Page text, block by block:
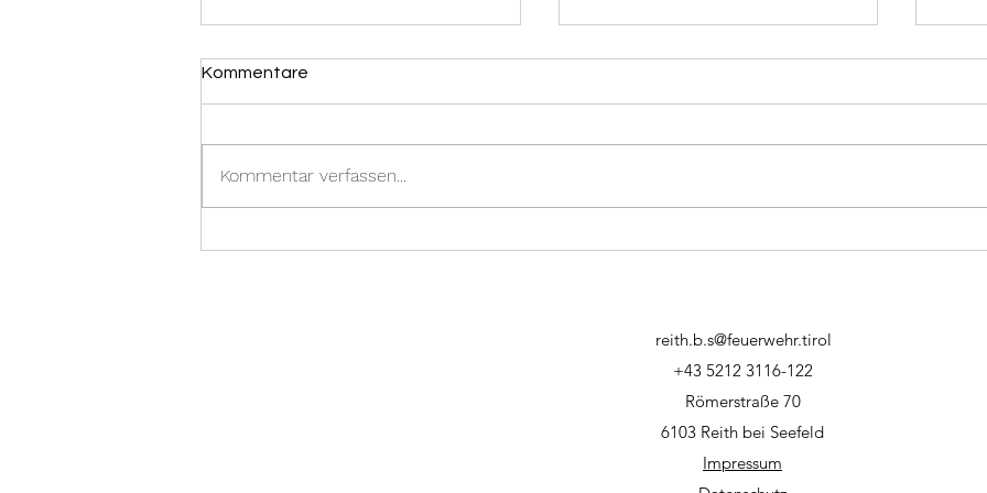
Kommentare
Kommentar verfassen...
reith.b.s@feuerwehr.tirol
+43 5212 3116-122
Römerstraße 70
6103 Reith bei Seefeld
Impressum